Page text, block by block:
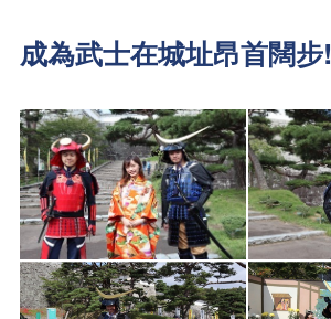
成為武士在城址昂首闊步!